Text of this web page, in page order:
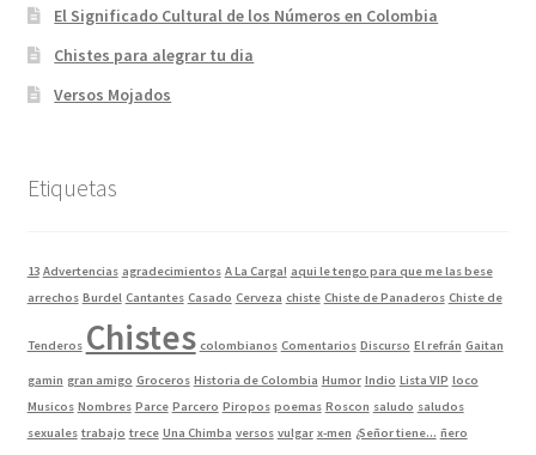
El Significado Cultural de los Números en Colombia
Chistes para alegrar tu dia
Versos Mojados
Etiquetas
13 Advertencias agradecimientos A La Carga! aqui le tengo para que me las bese
arrechos Burdel Cantantes Casado Cerveza chiste Chiste de Panaderos Chiste de
Tenderos Chistes colombianos Comentarios Discurso El refrán Gaitan
gamin gran amigo Groceros Historia de Colombia Humor Indio Lista VIP loco
Musicos Nombres Parce Parcero Piropos poemas Roscon saludo saludos
sexuales trabajo trece Una Chimba versos vulgar x-men ¿Señor tiene... ñero